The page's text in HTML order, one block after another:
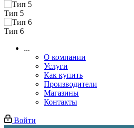
Тип 5
Тип 6
...
О компании
Услуги
Как купить
Производители
Магазины
Контакты
Войти